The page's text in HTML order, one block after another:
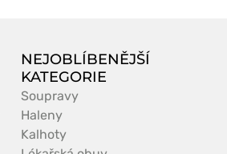
NEJOBLÍBENĚJŠÍ
KATEGORIE
Soupravy
Haleny
Kalhoty